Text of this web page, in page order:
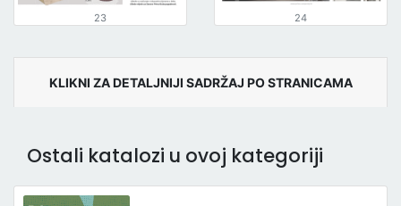
23 24
KLIKNI ZA DETALJNIJI SADRŽAJ PO STRANICAMA
Ostali katalozi u ovoj kategoriji